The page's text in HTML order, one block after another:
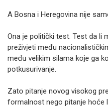
A Bosna i Heregovina nije
Ona je politički test. Test da li
preživjeti među
među velikim silama koje ga
potkusurivanje.
Zato pitanje novog visokog
formalnost nego pitanje hoće